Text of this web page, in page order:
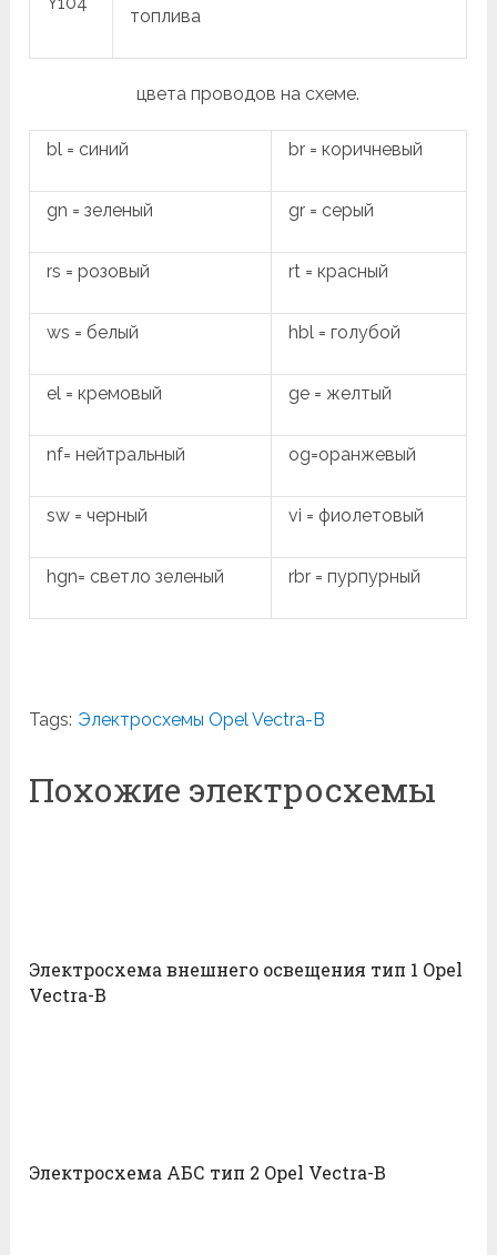
топлива
цвета проводов на схеме.
bl = синий br = коричневый
gn = зеленый gr = серый
rs = розовый rt = красный
ws = белый hbl = голубой
el = кремовый ge = желтый
nf= нейтральный og=оранжевый
sw = черный vi = фиолетовый
hgn= светло зеленый rbr = пурпурный
Tags: Электросхемы Opel Vectra-B
Похожие электросхемы
Электросхема внешнего освещения тип 1 Opel
Vectra-B
Электросхема АБС тип 2 Opel Vectra-B